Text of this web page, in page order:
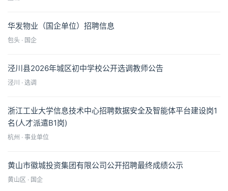
华发物业（国企单位）招聘信息
包头 · 国企
泾川县2026年城区初中学校公开选调教师公告
泾川 · 选调
浙江工业大学信息技术中心招聘数据安全及智能体平台建设岗1
名(人才派遣B1岗)
杭州 · 事业单位
黄山市徽城投资集团有限公司公开招聘最终成绩公示
黄山区 · 国企